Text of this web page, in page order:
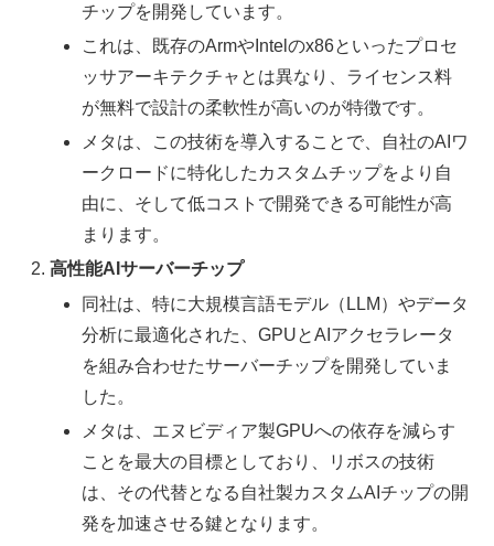
チップを開発しています。
これは、既存のArmやIntelのx86といったプロセ
ッサアーキテクチャとは異なり、ライセンス料
が無料で設計の柔軟性が高いのが特徴です。
メタは、この技術を導入することで、自社のAIワ
ークロードに特化したカスタムチップをより自
由に、そして低コストで開発できる可能性が高
まります。
高性能AIサーバーチップ
同社は、特に大規模言語モデル（LLM）やデータ
分析に最適化された、GPUとAIアクセラレータ
を組み合わせたサーバーチップを開発していま
した。
メタは、エヌビディア製GPUへの依存を減らす
ことを最大の目標としており、リボスの技術
は、その代替となる自社製カスタムAIチップの開
発を加速させる鍵となります。